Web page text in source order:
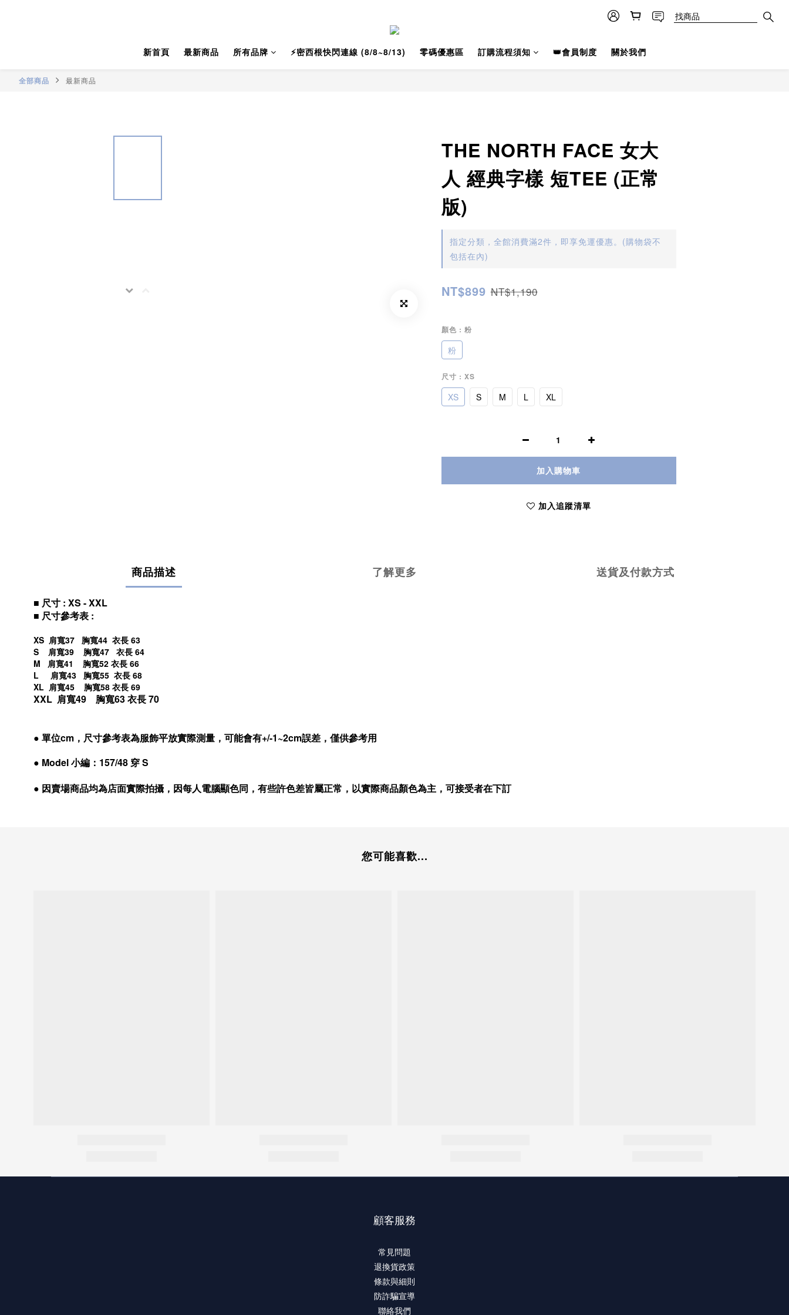
新首頁 最新商品 所有品牌 ⚡️密西根快閃連線 (8/8~8/13) 零碼優惠區 訂購流程須知 👑會員制度 關於我們
全部商品 最新商品
THE NORTH FACE 女大
人 經典字樣 短TEE (正常
版)
指定分類，全館消費滿2件，即享免運優惠。(購物袋不
包括在內)
NT$899 NT$1,190
顏色 : 粉
粉
尺寸 : XS
XS S M L XL
加入購物車
加入追蹤清單
商品描述 了解更多 送貨及付款方式
■ 尺寸 : XS - XXL
■ 尺寸參考表 :
XS 肩寬37 胸寬44 衣長 63
S 肩寬39 胸寬47 衣長 64
M 肩寬41 胸寬52 衣長 66
L 肩寬43 胸寬55 衣長 68
XL 肩寬45 胸寬58 衣長 69
XXL 肩寬49 胸寬63衣長 70
● 單位cm，尺寸參考表為服飾平放實際測量，可能會有+/-1~2cm誤差，僅供參考用
● Model 小編：157/48 穿 S
● 因賣場商品均為店面實際拍攝，因每人電腦顯色同，有些許色差皆屬正常，以實際商品顏色為主，可接受者在下訂
您可能喜歡...
顧客服務
常見問題
退換貨政策
條款與細則
防詐騙宣導
聯絡我們